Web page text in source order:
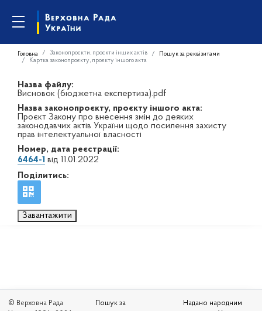
Головна Законопроєкти, проєкти інших актів
Пошук за реквізитами
Картка законопроєкту, проєкту іншого акта
Назва файлу:
Висновок (бюджетна експертиза).pdf
Назва законопроєкту, проєкту іншого акта:
Проєкт Закону про внесення змін до деяких
законодавчих актів України щодо посилення захисту
прав інтелектуальної власності
Номер, дата реєстрації:
6464-1 від 11.01.2022
Поділитись:
Завантажити
© Верховна Рада
Пошук за
Надано народним